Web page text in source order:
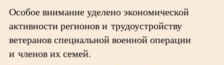
Особое внимание уделено экономической
активности регионов и трудоустройству
ветеранов специальной военной операции
и членов их семей.